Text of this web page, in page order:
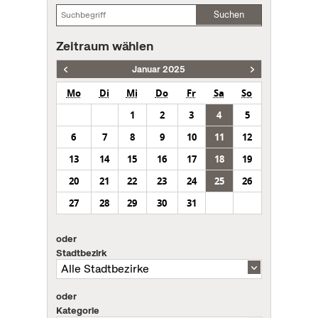
Suchen
Zeitraum wählen
Januar 2025
Mo Di Mi Do Fr Sa
So
1
2 3 4
5
6
7 8 9 10 11
12
13
14 15 16 17 18
19
20
21 22 23 24 25
26
27
28 29 30 31
oder
Stadtbezirk
oder
Kategorie